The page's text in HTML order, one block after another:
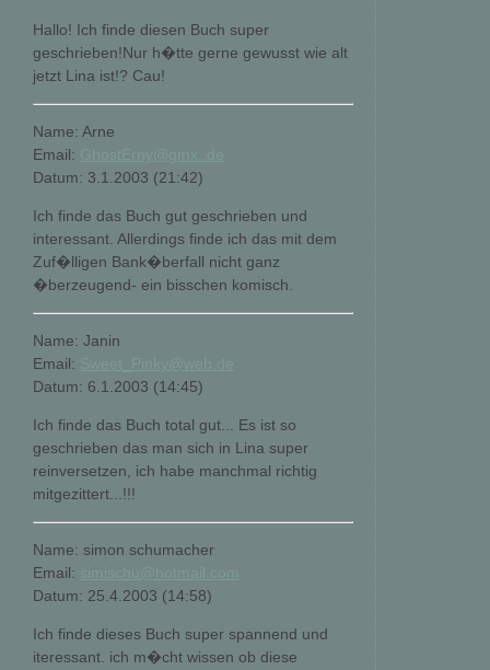
Hallo! Ich finde diesen Buch super
geschrieben!Nur h�tte gerne gewusst wie alt
jetzt Lina ist!? Cau!
Name: Arne
Email:
Datum: 3.1.2003 (21:42)
Ich finde das Buch gut geschrieben und
interessant. Allerdings finde ich das mit dem
Zuf�lligen Bank�berfall nicht ganz
�berzeugend- ein bisschen komisch.
Name: Janin
Email:
Datum: 6.1.2003 (14:45)
Ich finde das Buch total gut... Es ist so
geschrieben das man sich in Lina super
reinversetzen, ich habe manchmal richtig
mitgezittert...!!!
Name: simon schumacher
Email:
Datum: 25.4.2003 (14:58)
Ich finde dieses Buch super spannend und
iteressant. ich m�cht wissen ob diese